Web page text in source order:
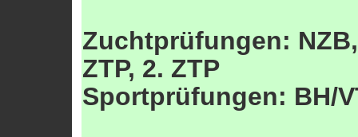
Zuchtprüfungen:
ZTP, 2. ZTP
Sportprüfungen: BH/